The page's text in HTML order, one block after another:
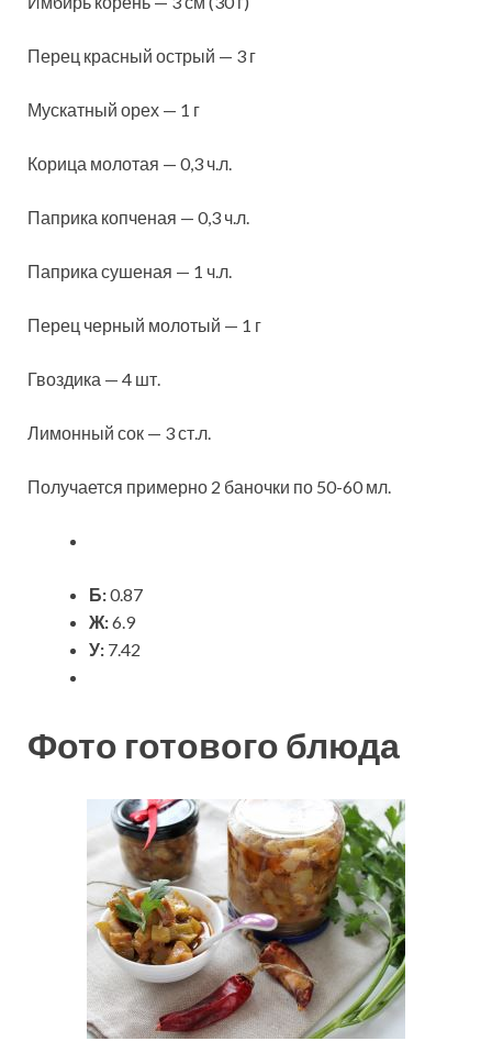
Перец красный острый — 3 г
Мускатный орех — 1 г
Корица молотая — 0,3 ч.л.
Паприка копченая — 0,3 ч.л.
Паприка сушеная — 1 ч.л.
Перец черный молотый — 1 г
Гвоздика — 4 шт.
Лимонный сок — 3 ст.л.
Получается примерно 2 баночки по 50-60 мл.
Б:0.87
Ж:6.9
У: 7.42
Фото готового блюда